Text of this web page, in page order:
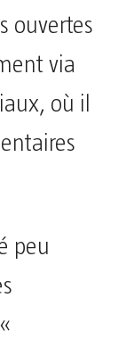
ouvertes
via
où il
peu